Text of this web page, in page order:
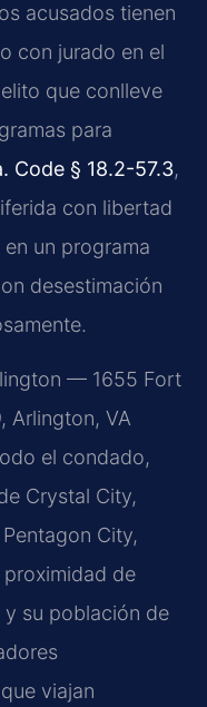
acusados tienen
con jurado en el
que conlleve
para
Code § 18.2-57.3,
con libertad
un programa
desestimación
— 1655 Fort
Arlington, VA
el condado,
Crystal City,
City,
de
y su población de
viajan